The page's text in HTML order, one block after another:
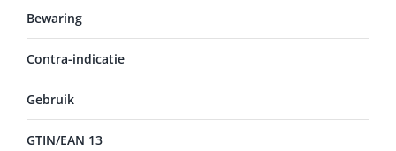
Bewaring
Contra-indicatie
Gebruik
GTIN/EAN 13